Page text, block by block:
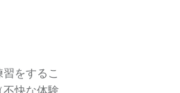
をするこ